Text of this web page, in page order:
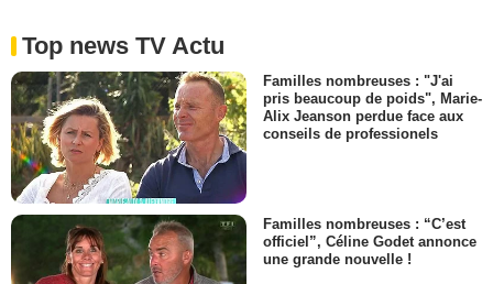
Top news TV Actu
Familles nombreuses : "J'ai
pris beaucoup de poids", Marie-
Alix Jeanson perdue face aux
conseils de professionels
Familles nombreuses : “C’est
officiel”, Céline Godet annonce
une grande nouvelle !